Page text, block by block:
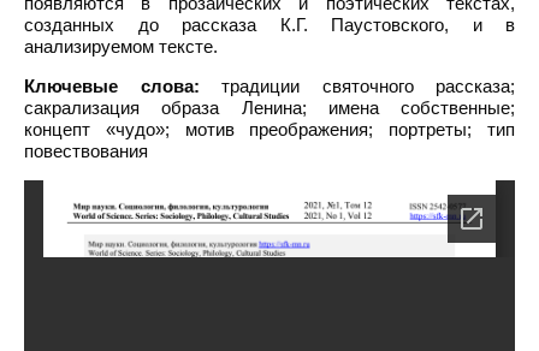
созданных до рассказа К.Г. Паустовского, и в
анализируемом тексте.
Ключевые слова: традиции святочного рассказа;
сакрализация образа Ленина; имена собственные;
концепт «чудо»; мотив преображения; портреты; тип
повествования